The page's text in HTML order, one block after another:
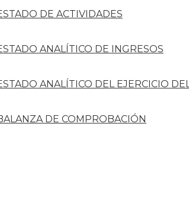
DE ACTIVIDADES
ANALÍTICO DE INGRESOS
ANALÍTICO DEL EJERCICIO
DE COMPROBACIÓN